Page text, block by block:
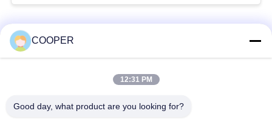
Beliebte Kategorien Alle
Bus
Benutzte Yutong-
COOPER
12:31 PM
Good day, what product are you looking for?